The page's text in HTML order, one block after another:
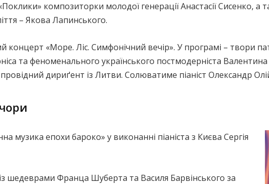
композиторки молодої генерації Анастасії Сисенко, а
– Якова Лапинського.
концерт «Море. Ліс. Симфонічний вечір». У програмі – твори
та феноменального українського постмодерніста
дириґент із Литви. Солюватиме піаніст Олександр
музика епохи бароко» у виконанні піаніста з Києва Сергія
шедеврами Франца Шуберта та Василя Барвінського за